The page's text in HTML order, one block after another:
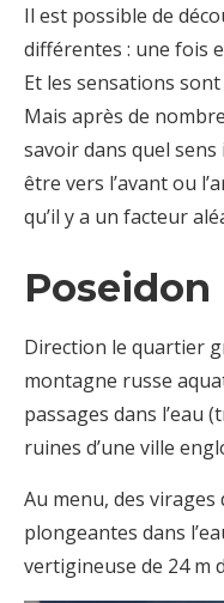
Il est possible de
différentes : une fois
Et les sensations
Mais après de
savoir dans quel
être vers l’avant ou
qu’il y a un facteur
Poseidon
Direction le quartier
montagne russe
passages dans l’eau
ruines d’une ville
Au menu, des virages
plongeantes dans
vertigineuse de 24 m